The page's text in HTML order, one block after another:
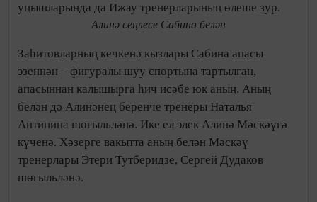
уңышларында да Ижау тренерларының өлеше зур.
Алинә сеңлесе Сабина белән
Заһитовларның кечкенә кызлары Сабина апасы
эзеннән – фигуралы шуу спортына тартылган,
апасыннан калышырга һич исәбе юк аның. Аның
белән дә Алинәнең беренче тренеры Наталья
Антипина шөгыльләнә. Ике ел элек Алинә Мәскәүгә
күченә. Хәзерге вакытта аның белән Мәскәү
тренерлары Этери Тутберидзе, Сергей Дудаков
шөгыльләнә.